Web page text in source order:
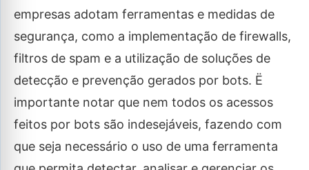
empresas adotam ferramentas e medidas de
segurança, como a implementação de firewalls,
filtros de spam e a utilização de soluções de
detecção e prevenção gerados por bots. Ë
importante notar que nem todos os acessos
feitos por bots são indesejáveis, fazendo com
que seja necessário o uso de uma ferramenta